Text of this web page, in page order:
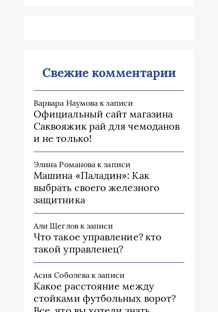
Свежие комментарии
Варвара Наумова к записи
Официальный сайт магазина
Саквояжик рай для чемоданов
и не только!
Элина Романова к записи
Машина «Паладин»: Как
выбрать своего железного
защитника
Али Щегловк записи
Что такое управление? кто
такой управленец?
Асия Соболева к записи
Какое расстояние между
стойками футбольных ворот?